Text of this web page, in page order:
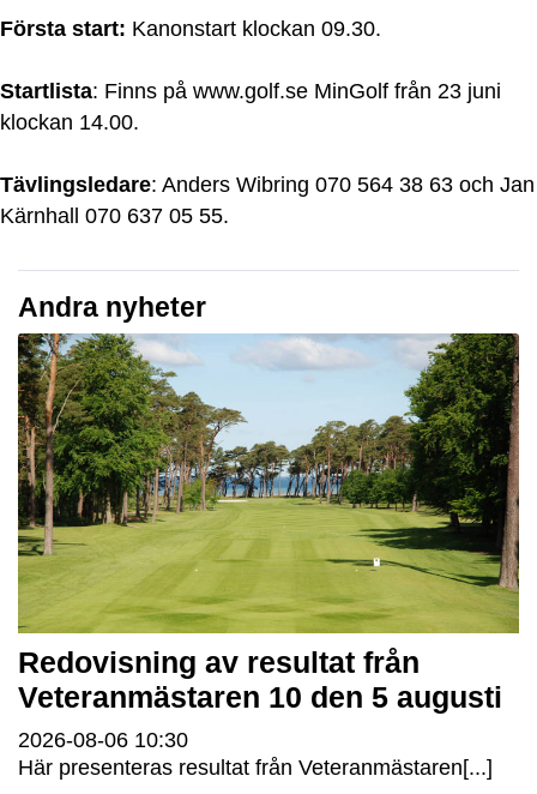
Första start: Kanonstart klockan 09.30.
Startlista: Finns på www.golf.se MinGolf från 23 juni
klockan 14.00.
Tävlingsledare: Anders Wibring 070 564 38 63 och Jan
Kärnhall 070 637 05 55.
Andra nyheter
Redovisning av resultat från
Veteranmästaren 10 den 5 augusti
2026-08-06 10:30
Här presenteras resultat från Veteranmästaren[...]